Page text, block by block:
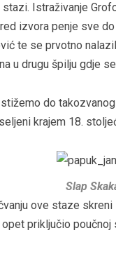
Istraživanje
izvora penje sve
te se prvotno
u drugu špilju gdje
do
krajem 18.
Slap
ove staze
priključio poučnoj